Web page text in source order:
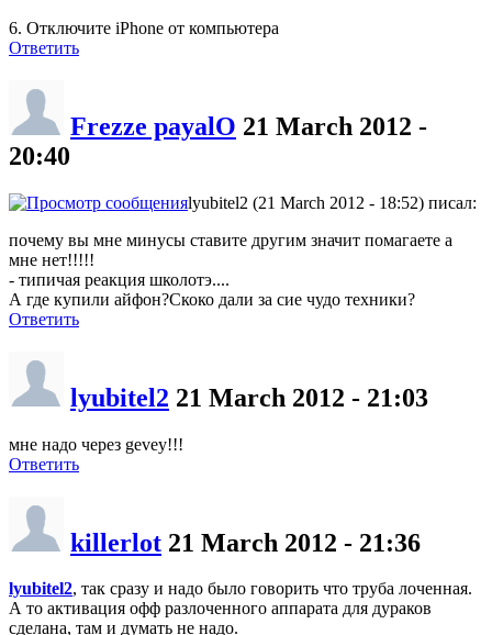
6. Отключите iPhone от компьютера
Ответить
Frezze payalO 21 March 2012 -
20:40
lyubitel2 (21 March 2012 - 18:52) писал:
почему вы мне минусы ставите другим значит помагаете а
мне нет!!!!!
- типичая реакция школотэ....
А где купили айфон?Скоко дали за сие чудо техники?
Ответить
lyubitel2 21 March 2012 - 21:03
мне надо через gevey!!!
Ответить
killerlot 21 March 2012 - 21:36
lyubitel2, так сразу и надо было говорить что труба лоченная.
А то активация офф разлоченного аппарата для дураков
сделана, там и думать не надо.